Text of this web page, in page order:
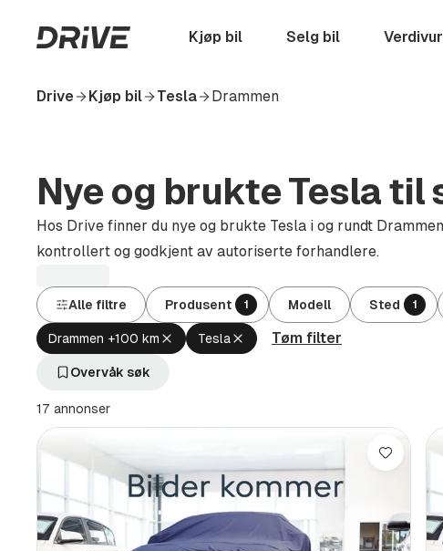
hovedinnhold
Startside Kjøp bil Selg bil
Drive Kjøp bil Tesla Drammen
Nye og brukte Tesla til
Hos Drive finner du nye og brukte Tesla i og rundt
kontrollert og godkjent av autoriserte forhandlere.
Alle filtre Produsent 1 Modell Sted 1
Drammen +100 km Fjern
aktivt
Tesla Fjern
aktivt
Tøm filter
Overvåk søk
17 annonser
Lagre